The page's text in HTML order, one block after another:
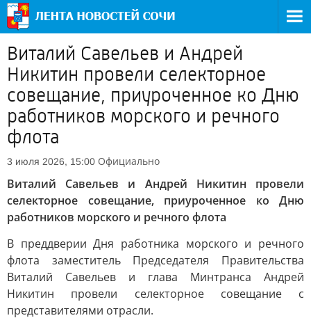
Виталий Савельев и Андрей
Никитин провели селекторное
совещание, приуроченное ко Дню
работников морского и речного
флота
3 июля 2026, 15:00 Официально
Виталий Савельев и Андрей Никитин провели
селекторное совещание, приуроченное ко Дню
работников морского и речного флота
В преддверии Дня работника морского и речного
флота заместитель Председателя Правительства
Виталий Савельев и глава Минтранса Андрей
Никитин провели селекторное совещание с
представителями отрасли.